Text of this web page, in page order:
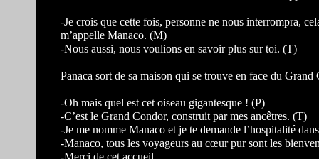
-Je crois que cette fois, personne ne nous interrompra,
m’appelle Manaco. (M)
-Nous aussi, nous voulions en savoir plus sur toi. (T)
Panaca sort de sa maison qui se trouve en face du Grand
-Oh mais quel est cet oiseau gigantesque ! (P)
-C’est le Grand Condor, construit par mes ancêtres. (T)
-Je me nomme Manaco et je te demande l’hospitalité
-Manaco, tous les voyageurs au cœur pur sont les
-Merci de cet accueil.